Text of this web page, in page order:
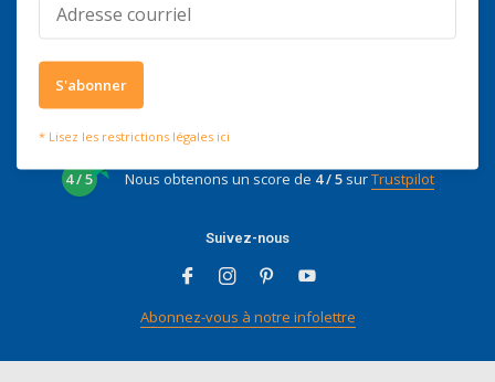
Ce que disent nos clients
4 / 5 Nous obtenons un score de 4 / 5surTrustpilot
Suivez-nous
Abonnez-vous à notre infolettre
S'abonner
* Lisez les restrictions légales ici